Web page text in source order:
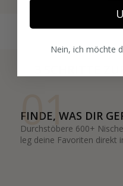
01
FINDE, WAS DIR
Durchstöbere 600+
leg deine Favoriten direkt
Nein, ich möchte